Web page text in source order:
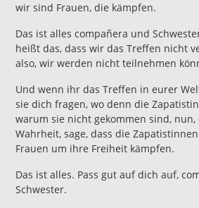
wir sind Frauen, die kämpfen.
Das ist alles compañera und
heißt das, dass wir das Treffen nicht
also, wir werden nicht teilnehmen
Und wenn ihr das Treffen in eurer
sie dich fragen, wo denn die
warum sie nicht gekommen sind,
Wahrheit, sage, dass die
Frauen um ihre Freiheit kämpfen.
Das ist alles. Pass gut auf dich auf,
Schwester.